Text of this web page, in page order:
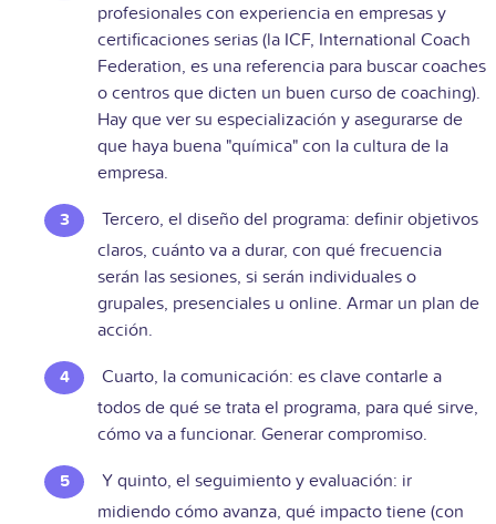
profesionales con experiencia en empresas y
certificaciones serias (la ICF, International Coach
Federation, es una referencia para buscar coaches
o centros que dicten un buen curso de coaching).
Hay que ver su especialización y asegurarse de
que haya buena "química" con la cultura de la
empresa.
Tercero, el diseño del programa: definir objetivos
claros, cuánto va a durar, con qué frecuencia
serán las sesiones, si serán individuales o
grupales, presenciales u online. Armar un plan de
acción.
Cuarto, la comunicación: es clave contarle a
todos de qué se trata el programa, para qué sirve,
cómo va a funcionar. Generar compromiso.
Y quinto, el seguimiento y evaluación: ir
midiendo cómo avanza, qué impacto tiene (con